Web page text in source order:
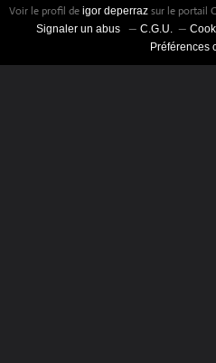
IGOR DEPERRAZ
Voir le profil de igor deperraz sur le portail
Signaler un abus
C.G.U.
Préférences